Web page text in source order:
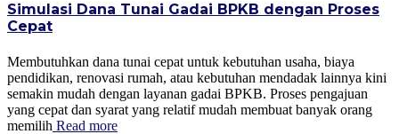
Simulasi Dana Tunai Gadai BPKB dengan Proses
Cepat
Membutuhkan dana tunai cepat untuk kebutuhan usaha, biaya
pendidikan, renovasi rumah, atau kebutuhan mendadak lainnya kini
semakin mudah dengan layanan gadai BPKB. Proses pengajuan
yang cepat dan syarat yang relatif mudah membuat banyak orang
memilih Read more